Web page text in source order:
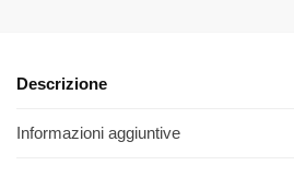
Descrizione
Informazioni aggiuntive